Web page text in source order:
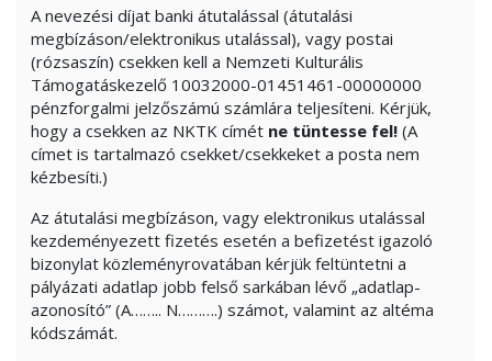
A nevezési díjat banki átutalással (átutalási
megbízáson/elektronikus utalással), vagy postai
(rózsaszín) csekken kell a Nemzeti Kulturális
Támogatáskezelő 10032000-01451461-00000000
pénzforgalmi jelzőszámú számlára teljesíteni. Kérjük,
hogy a csekken az NKTK címét ne tüntesse fel! (A
címet is tartalmazó csekket/csekkeket a posta nem
kézbesíti.)
Az átutalási megbízáson, vagy elektronikus utalással
kezdeményezett fizetés esetén a befizetést igazoló
bizonylat közleményrovatában kérjük feltüntetni a
pályázati adatlap jobb felső sarkában lévő „adatlap-
azonosító” (A…….. N……….) számot, valamint az altéma
kódszámát.